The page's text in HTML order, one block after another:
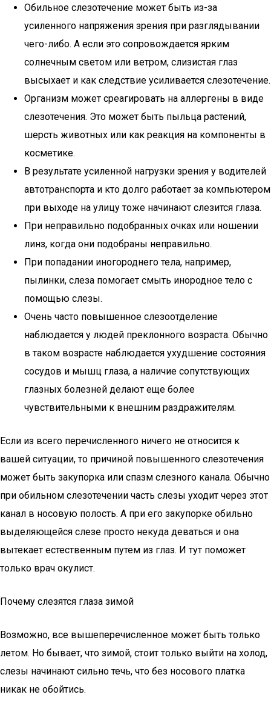
Обильное слезотечение может быть из-за
усиленного напряжения зрения при разглядывании
чего-либо. А если это сопровождается ярким
солнечным светом или ветром, слизистая глаз
высыхает и как следствие усиливается слезотечение.
Организм может среагировать на аллергены в виде
слезотечения. Это может быть пыльца растений,
шерсть животных или как реакция на компоненты в
косметике.
В результате усиленной нагрузки зрения у водителей
автотранспорта и кто долго работает за компьютером
при выходе на улицу тоже начинают слезится глаза.
При неправильно подобранных очках или ношении
линз, когда они подобраны неправильно.
При попадании иногороднего тела, например,
пылинки, слеза помогает смыть инородное тело с
помощью слезы.
Очень часто повышенное слезоотделение
наблюдается у людей преклонного возраста. Обычно
в таком возрасте наблюдается ухудшение состояния
сосудов и мышц глаза, а наличие сопутствующих
глазных болезней делают еще более
чувствительными к внешним раздражителям.
Если из всего перечисленного ничего не относится к
вашей ситуации, то причиной повышенного слезотечения
может быть закупорка или спазм слезного канала. Обычно
при обильном слезотечении часть слезы уходит через этот
канал в носовую полость. А при его закупорке обильно
выделяющейся слезе просто некуда деваться и она
вытекает естественным путем из глаз. И тут поможет
только врач окулист.
Почему слезятся глаза зимой
Возможно, все вышеперечисленное может быть только
летом. Но бывает, что зимой, стоит только выйти на холод,
слезы начинают сильно течь, что без носового платка
никак не обойтись.